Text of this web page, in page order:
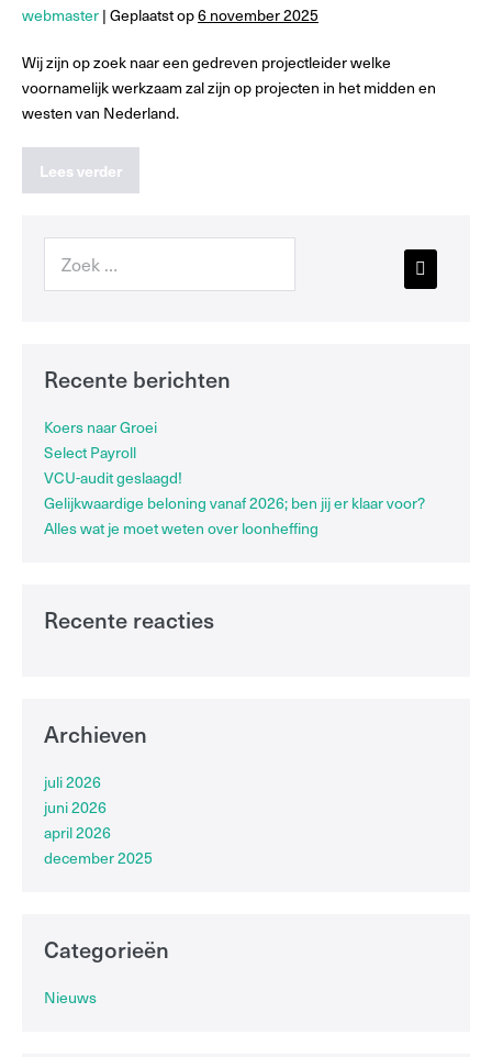
webmaster | Geplaatst op6 november 2025
Wij zijn op zoek naar een gedreven projectleider welke
voornamelijk werkzaam zal zijn op projecten in het midden en
westen van Nederland.
Lees verder
Recente berichten
Koers naar Groei
Select Payroll
VCU-audit geslaagd!
Gelijkwaardige beloning vanaf 2026; ben jij er klaar voor?
Alles wat je moet weten over loonheffing
Recente reacties
Archieven
juli 2026
juni 2026
april 2026
december 2025
Categorieën
Nieuws